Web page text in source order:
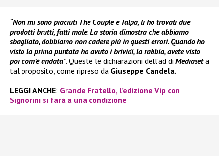
“Non mi sono piaciuti The Couple e Talpa, li ho trovati due
prodotti brutti, fatti male. La storia dimostra che abbiamo
sbagliato, dobbiamo non cadere più in questi errori. Quando ho
visto la prima puntata ho avuto i brividi, la rabbia, avete visto
poi com’è andata”. Queste le dichiarazioni dell’ad di Mediaseta
tal proposito, come ripreso da Giuseppe Candela.
LEGGI ANCHE: Grande Fratello, l’edizione Vip con
Signorini si farà a una condizione